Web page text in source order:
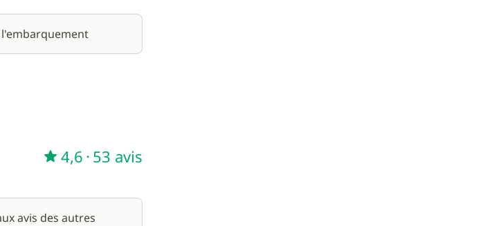
/ nuit
l'embarquement
4,6 · 53 avis
avis des autres